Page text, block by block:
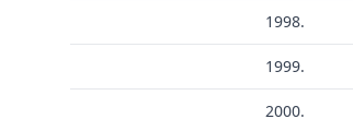
1998.
1999.
2000.